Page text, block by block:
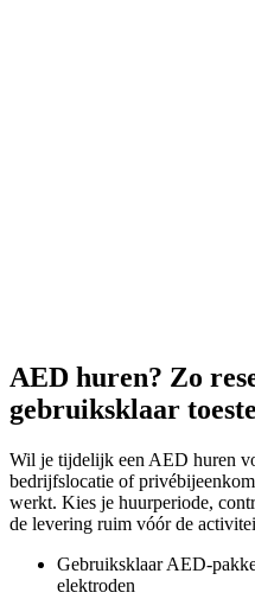
AED huren? Zo
gebruiksklaar
Wil je tijdelijk een AED huren
bedrijfslocatie of
werkt. Kies je huurperiode,
de levering ruim vóór de
Gebruiksklaar AED-
elektroden